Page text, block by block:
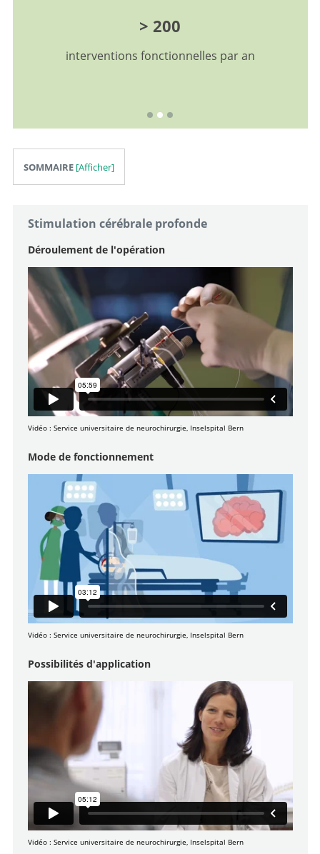
> 200
interventions fonctionnelles par an
SOMMAIRE
Stimulation cérébrale profonde
Déroulement de l'opération
Vidéo : Service universitaire de neurochirurgie, Inselspital Bern
Mode de fonctionnement
Vidéo : Service universitaire de neurochirurgie, Inselspital Bern
Possibilités d'application
Vidéo : Service universitaire de neurochirurgie, Inselspital Bern